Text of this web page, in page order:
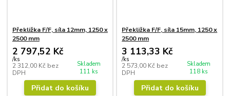
Překližka F/F, síla 12mm, 1250 x
2500 mm
2 797,52 Kč
/ks
2 312,00 Kč bez
DPH
Skladem
111 ks
Přidat do košíku
Překližka F/F, síla 15mm, 1250 x
2500 mm
3 113,33 Kč
/ks
2 573,00 Kč bez
DPH
Skladem
118 ks
Přidat do košíku